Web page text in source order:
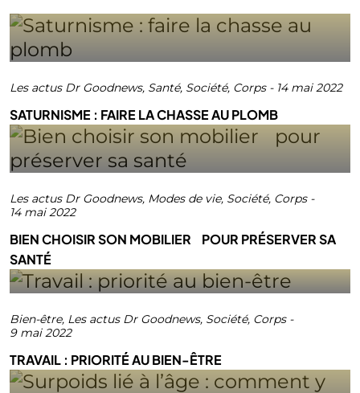
Les actus Dr Goodnews, Santé, Société, Corps- 14 mai 2022
SATURNISME : FAIRE LA CHASSE AU PLOMB
Les actus Dr Goodnews, Modes de vie, Société, Corps-
14 mai 2022
BIEN CHOISIR SON MOBILIER POUR PRÉSERVER SA
SANTÉ
Bien-être, Les actus Dr Goodnews, Société, Corps-
9 mai 2022
TRAVAIL : PRIORITÉ AU BIEN-ÊTRE